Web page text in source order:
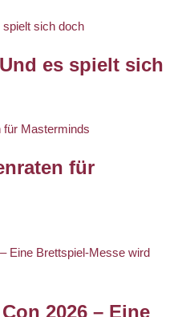
es spielt sich
für
2026 – Eine